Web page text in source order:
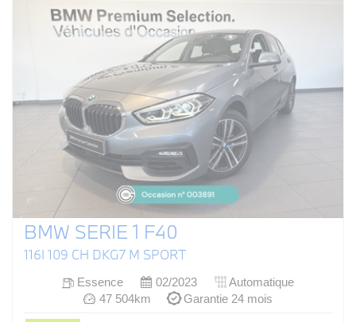
BMW SERIE 1 F40
116I 109 CH DKG7 M SPORT
Essence 02/2023
Automatique
47 504km
Garantie 24 mois